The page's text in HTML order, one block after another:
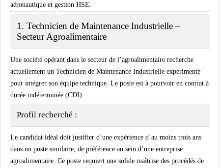
aéronautique et gestion HSE.
1. Technicien de Maintenance Industrielle –
Secteur Agroalimentaire
Une société opérant dans le secteur de l’agroalimentaire recherche
actuellement un Technicien de Maintenance Industrielle expérimenté
pour intégrer son équipe technique. Le poste est à pourvoir en contrat à
durée indéterminée (CDI)
Profil recherché :
Le candidat idéal doit justifier d’une expérience d’au moins trois ans
dans un poste similaire, de préférence au sein d’une entreprise
agroalimentaire. Ce poste requiert une solide maîtrise des procédés de